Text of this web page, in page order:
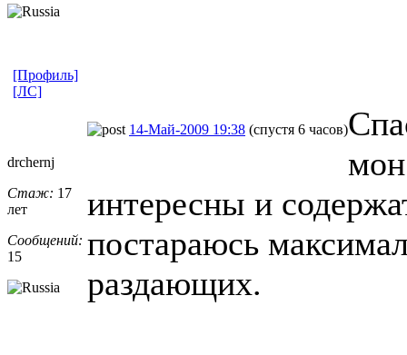
[Профиль]
[ЛС]
drchernj
Стаж: 17
лет
Сообщений:
15
14-Май-2009 19:38 (спустя 6 часов)
интересны и
постараюсь
раздающих.